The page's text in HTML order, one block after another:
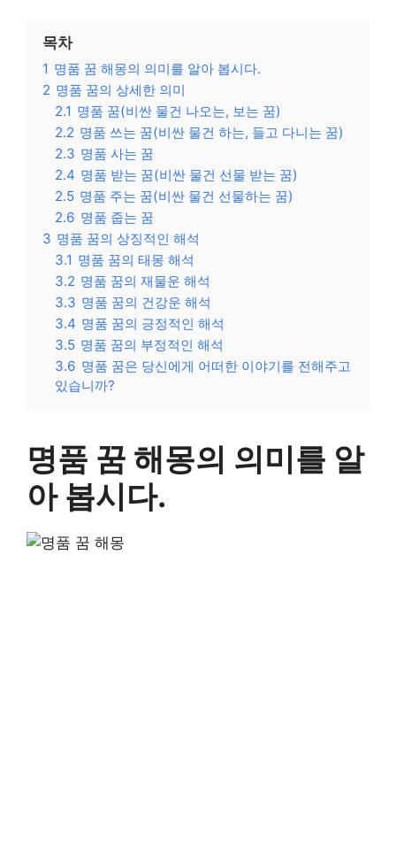
목차
1 명품 꿈 해몽의 의미를 알아 봅시다.
2 명품 꿈의 상세한 의미
2.1 명품 꿈(비싼 물건 나오는, 보는 꿈)
2.2 명품 쓰는 꿈(비싼 물건 하는, 들고 다니는 꿈)
2.3 명품 사는 꿈
2.4 명품 받는 꿈(비싼 물건 선물 받는 꿈)
2.5 명품 주는 꿈(비싼 물건 선물하는 꿈)
2.6 명품 줍는 꿈
3 명품 꿈의 상징적인 해석
3.1 명품 꿈의 태몽 해석
3.2 명품 꿈의 재물운 해석
3.3 명품 꿈의 건강운 해석
3.4 명품 꿈의 긍정적인 해석
3.5 명품 꿈의 부정적인 해석
3.6 명품 꿈은 당신에게 어떠한 이야기를 전해주고
있습니까?
명품 꿈 해몽의 의미를 알
아 봅시다.